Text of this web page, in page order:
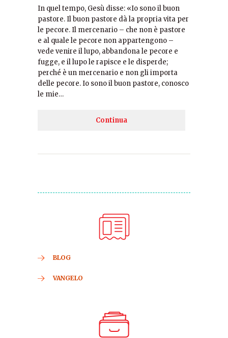
In quel tempo, Gesù disse: «Io sono il buon
pastore. Il buon pastore dà la propria vita per
le pecore. Il mercenario – che non è pastore
e al quale le pecore non appartengono –
vede venire il lupo, abbandona le pecore e
fugge, e il lupo le rapisce e le disperde;
perché è un mercenario e non gli importa
delle pecore. Io sono il buon pastore, conosco
le mie…
Continua
BLOG
VANGELO